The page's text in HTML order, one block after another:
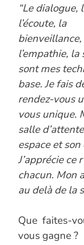
“Le dialogue,
l’écoute, la
bienveillance,
l’empathie,
sont mes
base. Je fais
rendez-vous
vous unique.
salle
espace et
J’apprécie
chacun. Mon
au delà de la
Que faites-
vous gagne ?